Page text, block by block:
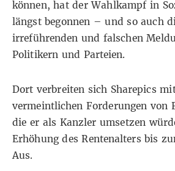
können, hat der Wahlkampf in
längst begonnen – und so auch
irreführenden und falschen
Politikern und Parteien.
Dort verbreiten sich Sharepics
vermeintlichen Forderungen von
die er als Kanzler umsetzen
Erhöhung des Rentenalters bis
Aus.